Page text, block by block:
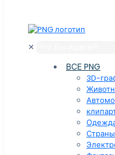
✕
ВСЕ PNG
3D-
Страны